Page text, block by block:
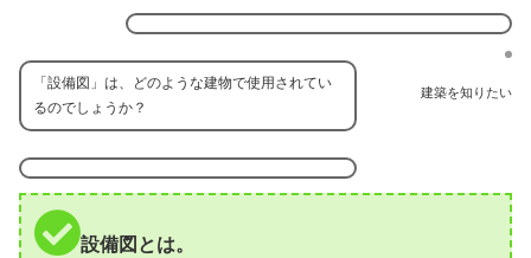
建築を知りたい
「設備図」は、どのような建物で使用されてい
るのでしょうか？
設備図とは。